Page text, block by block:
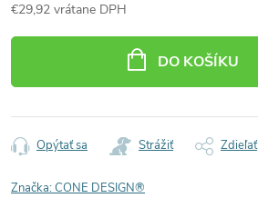
€29,92 vrátane DPH
DO KOŠÍKU
Opýtať sa Strážiť Zdieľať
Značka:CONE DESIGN®